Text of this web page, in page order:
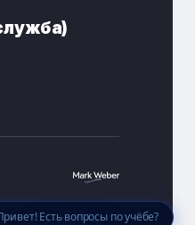
Есть вопросы по учёбе?